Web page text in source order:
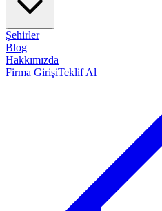
Şehirler
Blog
Hakkımızda
Firma GirişiTeklif Al